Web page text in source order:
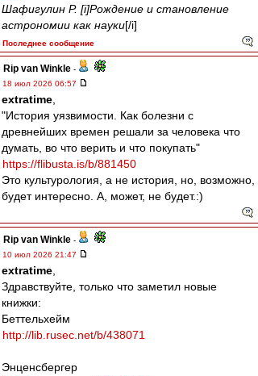
Шафигулин Р. [i]Рождение и становление
астрономии как науки[/i]
Последнее сообщение
Rip van Winkle -
18 июл 2026 06:57
extratime
"История уязвимости. Как болезни с
древнейших времен решали за человека что
думать, во что верить и что покупать"
https://flibusta.is/b/881450
Это культурология, а не история, но, возможно,
будет интересно. А, может, не будет.:)
Rip van Winkle -
10 июл 2026 21:47
extratime
Здравствуйте, только что заметил новые
книжки:
Беттельхeйм
http://lib.rusec.net/b/438071
Энценсбергер